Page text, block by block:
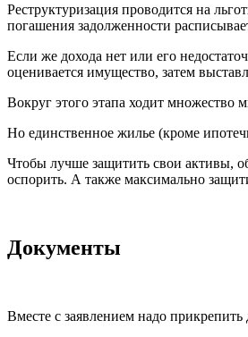
Реструктуризация проводится на
погашения задолженности
Если же дохода нет или его
оценивается имущество, затем
Вокруг этого этапа ходит
Но единственное жилье (кроме
Чтобы лучше защитить свои активы,
оспорить. А также максимально
Документы
Вместе с заявлением надо